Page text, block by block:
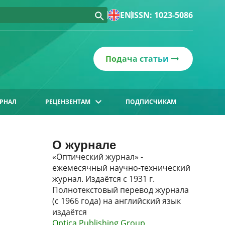
ENISSN: 1023-5086
Подача статьи
РЕЦЕНЗЕНТАМ ПОДПИСЧИКАМ
О журнале
«Оптический журнал» -
ежемесячный научно-технический
журнал. Издаётся с 1931 г.
Полнотекстовый перевод журнала
(с 1966 года) на английский язык
издаётся